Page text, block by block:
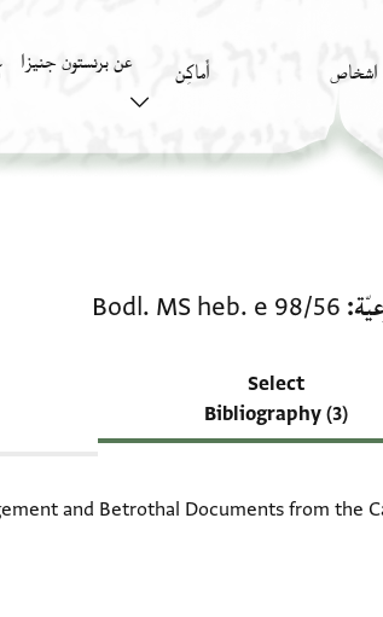
اشخاص أَماكِن عن برنستون جنيزا
Bodl. MS heb. e 98/56
Select
Bibliography (3)
and Betrothal Documents from the